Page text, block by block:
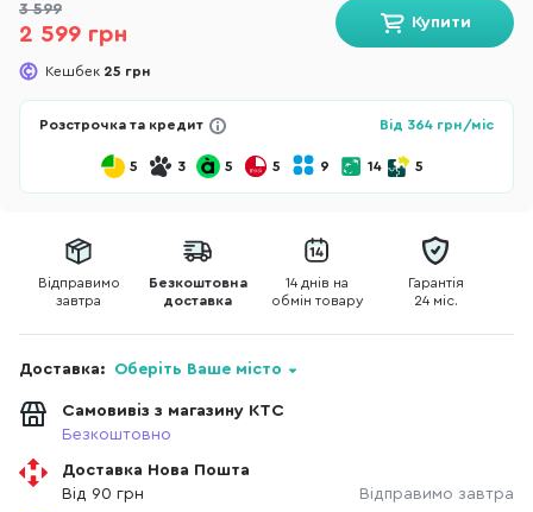
3 599
2 599 грн
Кешбек 25 грн
Купити
Розстрочка та кредит Від 364 грн/міс
5 3 5 5 9 14 5
Відправимо
завтра
Безкоштовна
доставка
14 днів на
обмін товару
Гарантія
24 міс.
Доставка: Оберіть Ваше місто
Самовивіз з магазину КТС
Безкоштовно
Доставка Нова Пошта
Від 90 грн
Відправимо завтра